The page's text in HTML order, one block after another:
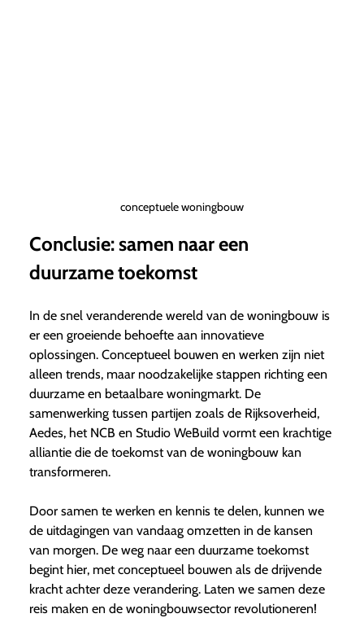
conceptuele woningbouw
Conclusie: samen naar een
duurzame toekomst
In de snel veranderende wereld van de woningbouw is
er een groeiende behoefte aan innovatieve
oplossingen. Conceptueel bouwen en werken zijn niet
alleen trends, maar noodzakelijke stappen richting een
duurzame en betaalbare woningmarkt. De
samenwerking tussen partijen zoals de Rijksoverheid,
Aedes, het NCB en Studio WeBuild vormt een krachtige
alliantie die de toekomst van de woningbouw kan
transformeren.
Door samen te werken en kennis te delen, kunnen we
de uitdagingen van vandaag omzetten in de kansen
van morgen. De weg naar een duurzame toekomst
begint hier, met conceptueel bouwen als de drijvende
kracht achter deze verandering. Laten we samen deze
reis maken en de woningbouwsector revolutioneren!